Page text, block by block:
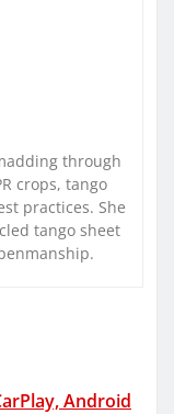
through
crops, tango
practices. She
tango sheet
Android